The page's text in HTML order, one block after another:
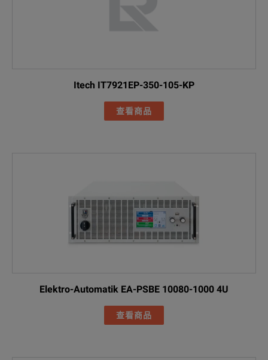
Itech IT7921EP-350-105-KP
查看商品
Elektro-Automatik EA-PSBE 10080-1000 4U
查看商品